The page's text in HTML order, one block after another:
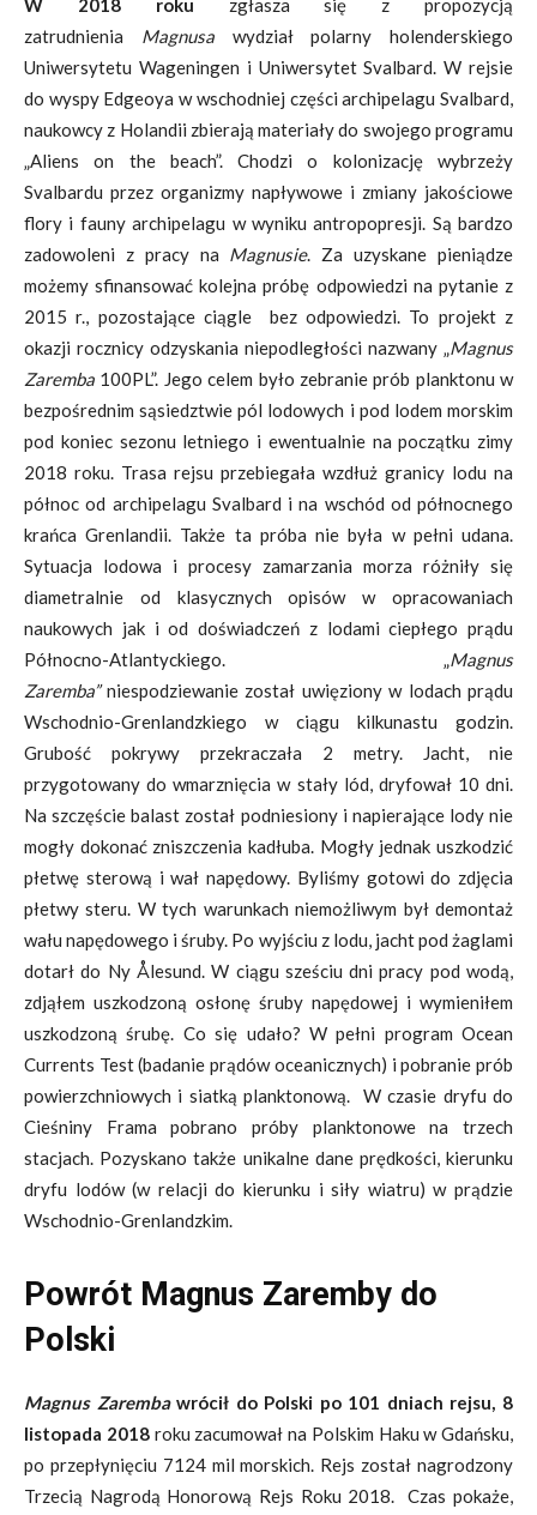
W 2018 roku zgłasza się z propozycją
zatrudnienia Magnusawydział polarny holenderskiego
Uniwersytetu Wageningen i Uniwersytet Svalbard. W rejsie
do wyspy Edgeoya w wschodniej części archipelagu Svalbard,
naukowcy z Holandii zbierają materiały do swojego programu
„Aliens on the beach”. Chodzi o kolonizację wybrzeży
Svalbardu przez organizmy napływowe i zmiany jakościowe
flory i fauny archipelagu w wyniku antropopresji. Są bardzo
zadowoleni z pracy na Magnusie. Za uzyskane pieniądze
możemy sfinansować kolejna próbę odpowiedzi na pytanie z
2015 r., pozostające ciągle bez odpowiedzi. To projekt z
okazji rocznicy odzyskania niepodległości nazwany „Magnus
Zaremba 100PL”. Jego celem było zebranie prób planktonu w
bezpośrednim sąsiedztwie pól lodowych i pod lodem morskim
pod koniec sezonu letniego i ewentualnie na początku zimy
2018 roku. Trasa rejsu przebiegała wzdłuż granicy lodu na
północ od archipelagu Svalbard i na wschód od północnego
krańca Grenlandii. Także ta próba nie była w pełni udana.
Sytuacja lodowa i procesy zamarzania morza różniły się
diametralnie od klasycznych opisów w opracowaniach
naukowych jak i od doświadczeń z lodami ciepłego prądu
Północno-Atlantyckiego. „Magnus
Zaremba”niespodziewanie został uwięziony w lodach prądu
Wschodnio-Grenlandzkiego w ciągu kilkunastu godzin.
Grubość pokrywy przekraczała 2 metry. Jacht, nie
przygotowany do wmarznięcia w stały lód, dryfował 10 dni.
Na szczęście balast został podniesiony i napierające lody nie
mogły dokonać zniszczenia kadłuba. Mogły jednak uszkodzić
płetwę sterową i wał napędowy. Byliśmy gotowi do zdjęcia
płetwy steru. W tych warunkach niemożliwym był demontaż
wału napędowego i śruby. Po wyjściu z lodu, jacht pod żaglami
dotarł do Ny Ålesund. W ciągu sześciu dni pracy pod wodą,
zdjąłem uszkodzoną osłonę śruby napędowej i wymieniłem
uszkodzoną śrubę. Co się udało? W pełni program Ocean
Currents Test (badanie prądów oceanicznych) i pobranie prób
powierzchniowych i siatką planktonową. W czasie dryfu do
Cieśniny Frama pobrano próby planktonowe na trzech
stacjach. Pozyskano także unikalne dane prędkości, kierunku
dryfu lodów (w relacji do kierunku i siły wiatru) w prądzie
Wschodnio-Grenlandzkim.
Powrót Magnus Zaremby do
Polski
Magnus Zarembawrócił do Polski po 101 dniach rejsu, 8
listopada 2018roku zacumował na Polskim Haku w Gdańsku,
po przepłynięciu 7124 mil morskich. Rejs został nagrodzony
Trzecią Nagrodą Honorową Rejs Roku 2018. Czas pokaże,